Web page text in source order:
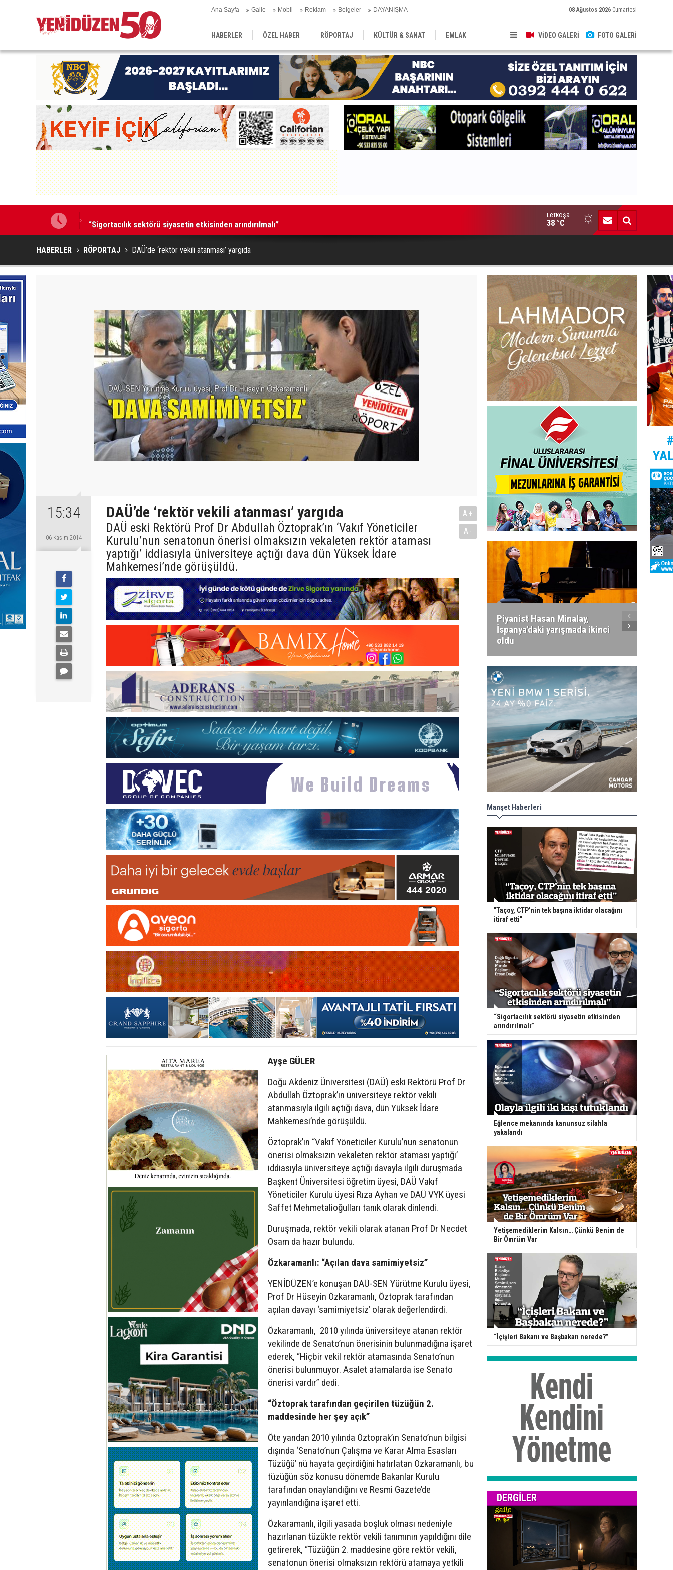
Ana Sayfa Gaile Mobil Reklam Belgeler DAYANIŞMA 08 Ağustos 2026 Cumartesi
VİDEO GALERİ FOTO GALERİ
HABERLER ÖZEL HABER RÖPORTAJ KÜLTÜR & SANAT EMLAK
EĞİTİM YEREL YÖNETİM DERGİLER SEKTÖR
“Sigortacılık sektörü siyasetin etkisinden arındırılmalı” Tuncel Felek, Taşkınköy muhtarlığına aday
Lefkoşa
38 °C
HABERLER RÖPORTAJ DAÜ’de ‘rektör vekili atanması’ yargıda
15:34
06 Kasım 2014
DAÜ’de ‘rektör vekili atanması’ yargıda
DAÜ eski Rektörü Prof Dr Abdullah Öztoprak’ın ‘Vakıf Yöneticiler
Kurulu’nun senatonun önerisi olmaksızın vekaleten rektör ataması
yaptığı’ iddiasıyla üniversiteye açtığı dava dün Yüksek İdare
Mahkemesi’nde görüşüldü.
A+
A-
Ayşe GÜLER
Doğu Akdeniz Üniversitesi (DAÜ) eski Rektörü Prof Dr
Abdullah Öztoprak’ın üniversiteye rektör vekili
atanmasıyla ilgili açtığı dava, dün Yüksek İdare
Mahkemesi’nde görüşüldü.
Öztoprak’ın “Vakıf Yöneticiler Kurulu’nun senatonun
önerisi olmaksızın vekaleten rektör ataması yaptığı’
iddiasıyla üniversiteye açtığı davayla ilgili duruşmada
Başkent Üniversitesi öğretim üyesi, DAÜ Vakıf
Yöneticiler Kurulu üyesi Rıza Ayhan ve DAÜ VYK üyesi
Saffet Mehmetalioğulları tanık olarak dinlendi.
Duruşmada, rektör vekili olarak atanan Prof Dr Necdet
Osam da hazır bulundu.
Özkaramanlı: “Açılan dava samimiyetsiz”
YENİDÜZEN’e konuşan DAÜ-SEN Yürütme Kurulu üyesi,
Prof Dr Hüseyin Özkaramanlı, Öztoprak tarafından
açılan davayı ‘samimiyetsiz’ olarak değerlendirdi.
Özkaramanlı, 2010 yılında üniversiteye atanan rektör
vekilinde de Senato’nun önerisinin bulunmadığına işaret
ederek, “Hiçbir vekil rektör atamasında Senato’nun
önerisi bulunmuyor. Asalet atamalarda ise Senato
önerisi vardır” dedi.
“Öztoprak tarafından geçirilen tüzüğün 2.
maddesinde her şey açık”
Öte yandan 2010 yılında Öztoprak’ın Senato’nun bilgisi
dışında ‘Senato’nun Çalışma ve Karar Alma Esasları
Tüzüğü’ nü hayata geçirdiğini hatırlatan Özkaramanlı, bu
tüzüğün söz konusu dönemde Bakanlar Kurulu
tarafından onaylandığını ve Resmi Gazete’de
yayınlandığına işaret etti.
Özkaramanlı, ilgili yasada boşluk olması nedeniyle
hazırlanan tüzükte rektör vekili tanımının yapıldığını dile
getirerek, “Tüzüğün 2. maddesine göre rektör vekili,
senatonun önerisi olmaksızın rektörü atamaya yetkili
Piyanist Hasan Minalay,
İspanya'daki yarışmada ikinci
oldu
Manşet Haberleri
"Taçoy, CTP'nin tek başına iktidar olacağını
itiraf etti"
“Sigortacılık sektörü siyasetin etkisinden
arındırılmalı”
Eğlence mekanında kanunsuz silahla
yakalandı
Yetişemediklerim Kalsın… Çünkü Benim de
Bir Ömrüm Var
“İçişleri Bakanı ve Başbakan nerede?”
DERGILER